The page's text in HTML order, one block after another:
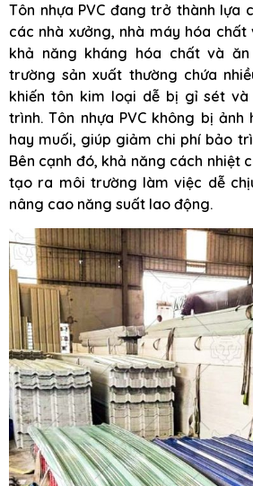
Tôn nhựa PVC đang trở thành lựa
các nhà xưởng, nhà máy hóa
khả năng kháng hóa chất và
trường sản xuất thường chứa
khiến tôn kim loại dễ bị gỉ sét
trình. Tôn nhựa PVC không bị
hay muối, giúp giảm chi phí bảo
Bên cạnh đó, khả năng cách nhiệt
tạo ra môi trường làm việc dễ
nâng cao năng suất lao động.